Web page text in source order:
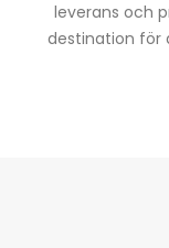
leverans och
destination för